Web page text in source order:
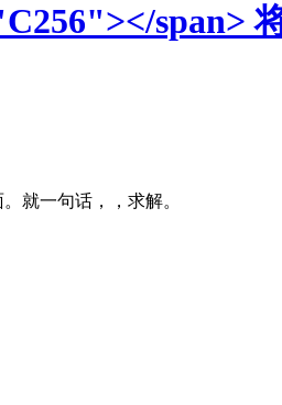
span>
就一句话，，求解。